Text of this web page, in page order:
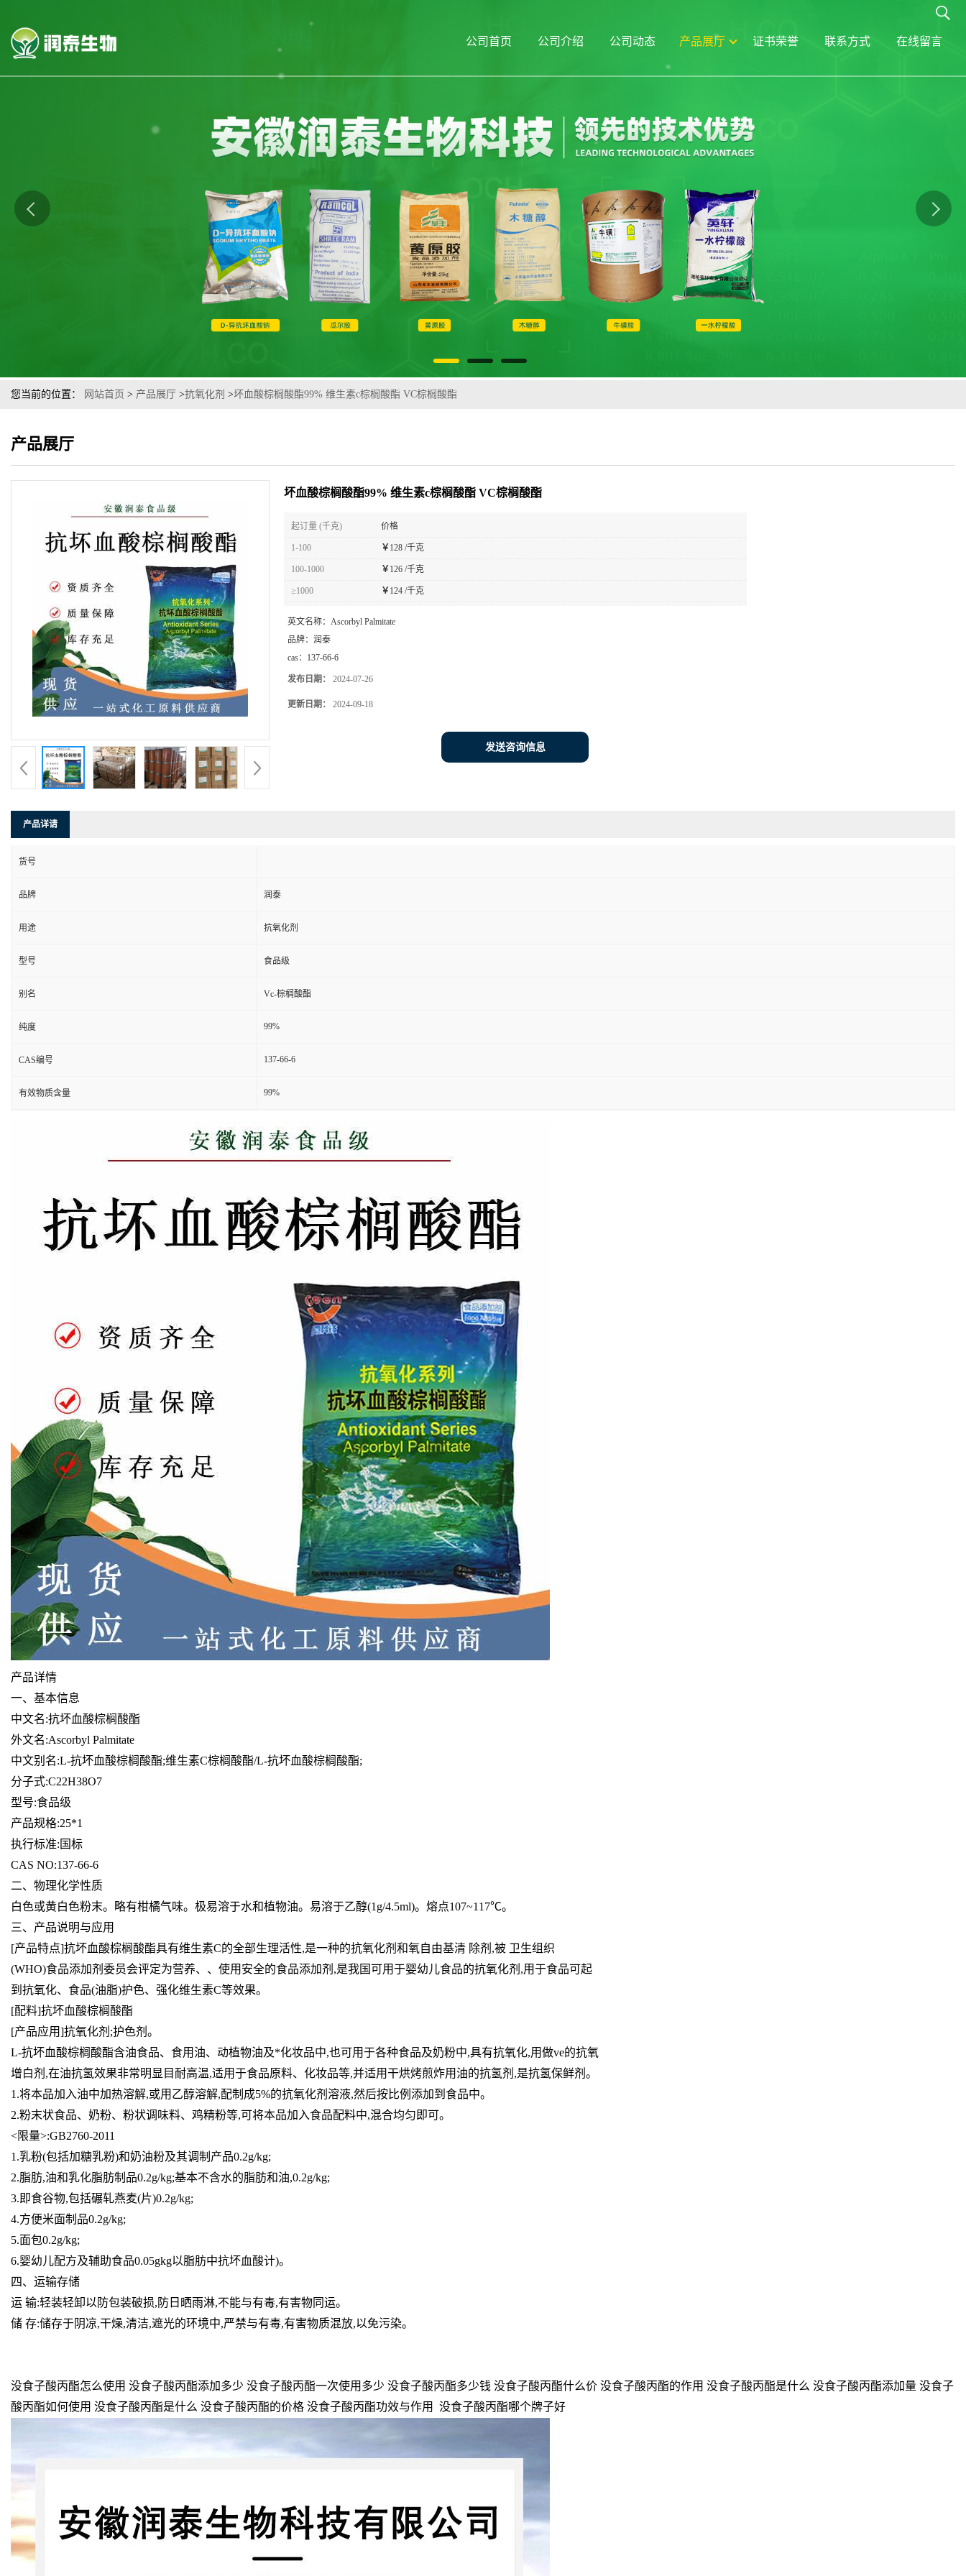
公司首页 公司介绍 公司动态 产品展厅 证书荣誉 联系方式 在线留言
您当前的位置： 网站首页 > 产品展厅 >抗氧化剂 >坏血酸棕榈酸酯99% 维生素c棕榈酸酯 VC棕榈酸酯
产品展厅
坏血酸棕榈酸酯99% 维生素c棕榈酸酯 VC棕榈酸酯
起订量 (千克) 价格
1-100 ￥ 128 /千克
100-1000 ￥ 126 /千克
≥1000 ￥ 124 /千克
英文名称： Ascorbyl Palmitate
品牌： 润泰
cas： 137-66-6
发布日期： 2024-07-26
更新日期： 2024-09-18
发送咨询信息
产品详请
货号
品牌 润泰
用途 抗氧化剂
型号 食品级
别名 Vc-棕榈酸酯
纯度 99%
CAS编号 137-66-6
有效物质含量 99%
产品详情
一、基本信息
中文名:抗坏血酸棕榈酸酯
外文名:Ascorbyl Palmitate
中文别名:L-抗坏血酸棕榈酸酯;维生素C棕榈酸酯/L-抗坏血酸棕榈酸酯;
分子式:C22H38O7
型号:食品级
产品规格:25*1
执行标准:国标
CAS NO:137-66-6
二、物理化学性质
白色或黄白色粉末。略有柑橘气味。极易溶于水和植物油。易溶于乙醇(1g/4.5ml)。熔点107~117℃。
三、产品说明与应用
[产品特点]抗坏血酸棕榈酸酯具有维生素C的全部生理活性,是一种的抗氧化剂和氧自由基清 除剂,被 卫生组织
(WHO)食品添加剂委员会评定为营养、、使用安全的食品添加剂,是我国可用于婴幼儿食品的抗氧化剂,用于食品可起
到抗氧化、食品(油脂)护色、强化维生素C等效果。
[配料]抗坏血酸棕榈酸酯
[产品应用]抗氧化剂;护色剂。
L-抗坏血酸棕榈酸酯含油食品、食用油、动植物油及*化妆品中,也可用于各种食品及奶粉中,具有抗氧化,用做ve的抗氧
增白剂,在油抗氢效果非常明显目耐高温,适用于食品原料、化妆品等,并适用干烘烤煎炸用油的抗氢剂,是抗氢保鲜剂。
1.将本品加入油中加热溶解,或用乙醇溶解,配制成5%的抗氧化剂溶液,然后按比例添加到食品中。
2.粉末状食品、奶粉、粉状调味料、鸡精粉等,可将本品加入食品配料中,混合均匀即可。
<限量>:GB2760-2011
1.乳粉(包括加糖乳粉)和奶油粉及其调制产品0.2g/kg;
2.脂肪,油和乳化脂肪制品0.2g/kg;基本不含水的脂肪和油,0.2g/kg;
3.即食谷物,包括碾轧燕麦(片)0.2g/kg;
4.方便米面制品0.2g/kg;
5.面包0.2g/kg;
6.婴幼儿配方及辅助食品0.05gkg以脂肪中抗坏血酸计)。
四、运输存储
运 输:轻装轻卸以防包装破损,防日晒雨淋,不能与有毒,有害物同运。
储 存:储存于阴凉,干燥,清洁,遮光的环境中,严禁与有毒,有害物质混放,以免污染。
没食子酸丙酯怎么使用 没食子酸丙酯添加多少 没食子酸丙酯一次使用多少 没食子酸丙酯多少钱 没食子酸丙酯什么价 没食子酸丙酯的作用 没食子酸丙酯是什么 没食子酸丙酯添加量 没食子
酸丙酯如何使用 没食子酸丙酯是什么 没食子酸丙酯的价格 没食子酸丙酯功效与作用 没食子酸丙酯哪个牌子好